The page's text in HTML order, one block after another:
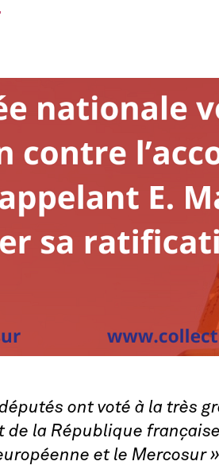
ont voté à la très
la République française
et le Mercosur